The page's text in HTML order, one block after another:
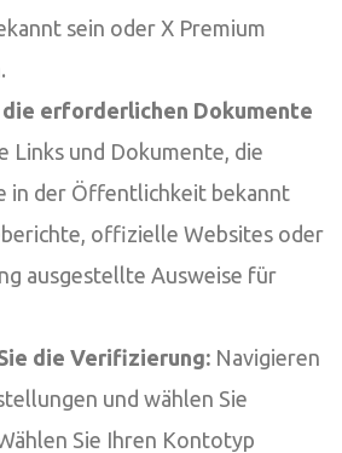
sein oder X Premium
erforderlichen Dokumente
Links und Dokumente, die
in der Öffentlichkeit bekannt
offizielle Websites oder
ausgestellte Ausweise für
die Verifizierung: Navigieren
und wählen Sie
Sie Ihren Kontotyp